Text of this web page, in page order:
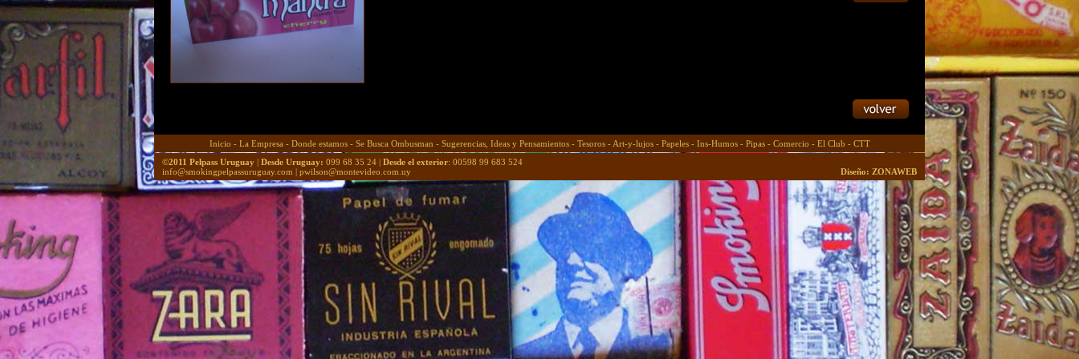
Inicio - La Empresa - Donde estamos- Se Busca Ombusman - Sugerencias, Ideas y Pensamientos- Tesoros- Art-y-lujos- Papeles- Ins-Humos- Pipas- Comercio - El Club - CTT
©2011 Pelpass Uruguay | Desde Uruguay: 099 68 35 24 | Desde el exterior: 00598 99 683 524
info@smokingpelpassuruguay.com | pwilson@montevideo.com.uy Diseño: ZONAWEB